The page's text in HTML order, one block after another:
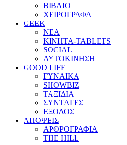
ΒΙΒΛΙΟ
ΧΕΙΡΟΓΡΑΦΑ
GEEK
ΝΕΑ
ΚΙΝΗΤΑ-TABLETS
SOCIAL
ΑΥΤΟΚΙΝΗΣΗ
GOOD LIFE
ΓΥΝΑΙΚΑ
SHOWBIZ
ΤΑΞΙΔΙΑ
ΣΥΝΤΑΓΕΣ
ΕΞΟΔΟΣ
ΑΠΟΨΕΙΣ
ΑΡΘΡΟΓΡΑΦΙΑ
THE HILL